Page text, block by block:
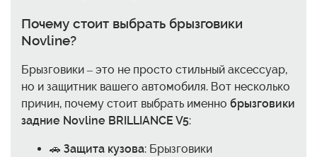
Почему стоит выбрать брызговики
Novline?
Брызговики – это не просто стильный аксессуар,
но и защитник вашего автомобиля. Вот несколько
причин, почему стоит выбрать именно брызговики
задние Novline BRILLIANCE V5:
🚗 Защита кузова: Брызговики